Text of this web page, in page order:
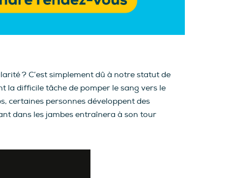
? C’est simplement dû à notre statut de
la difficile tâche de pomper le sang vers le
certaines personnes développent des
dans les jambes entraînera à son tour